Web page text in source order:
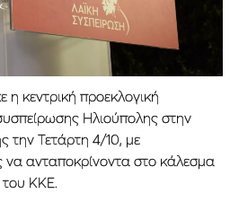
κεντρική προεκλογική
Ηλιούπολης στην
την Τετάρτη 4/10, με
να ανταποκρίνοντα στο κάλεσμα
ΚΚΕ.